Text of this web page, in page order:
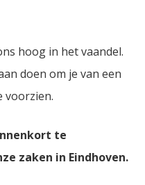
hoog in het vaandel.
doen om je van een
voorzien.
te
zaken in Eindhoven.